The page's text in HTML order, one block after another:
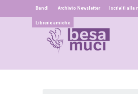
Bandi Archivio Newsletter Iscriviti alla
Librerie amiche